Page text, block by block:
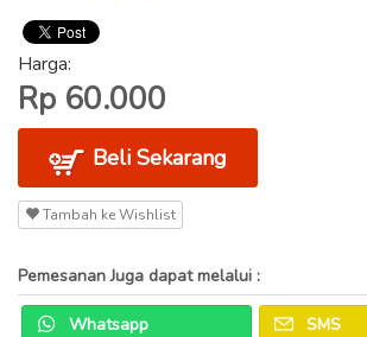
Harga:
Rp 60.000
Beli Sekarang
Tambah ke Wishlist
Pemesanan Juga dapat melalui :
Whatsapp SMS